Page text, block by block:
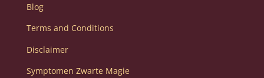
Blog
Terms and Conditions
Disclaimer
Symptomen Zwarte Magie